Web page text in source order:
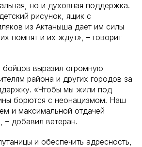
но и духовная поддержка.
рисунок, ящик с
из Актаныша дает им силы
помнят и их ждут», – говорит
выразил огромную
района и других городов за
«Чтобы мы жили под
борются с неонацизмом. Наш
и максимальной отдачей
– добавил ветеран.
и обеспечить адресность,